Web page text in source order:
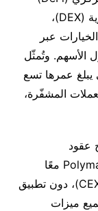
(DEX)
،
عبر
الأسهم. وتُمثّل
يبلغ عمرها تسع
المشفّرة،
عقود
معًا
، دون تطبيق
ميزات